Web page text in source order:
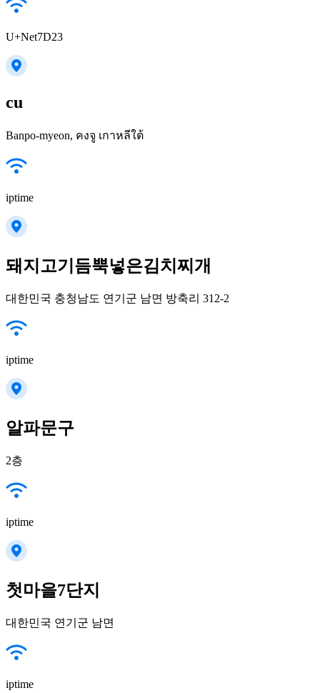
U+Net7D23
cu
Banpo-myeon, คงจู เกาหลีใต้
iptime
돼지고기듬뿍넣은김치찌개
대한민국 충청남도 연기군 남면 방축리 312-2
iptime
알파문구
2층
iptime
첫마을7단지
대한민국 연기군 남면
iptime